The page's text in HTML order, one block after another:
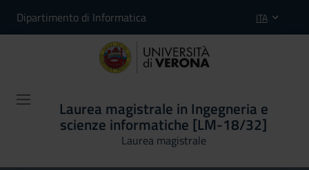
Dipartimento di Informatica ITA
Laurea magistrale in Ingegneria e
scienze informatiche [LM-18/32]
Laurea magistrale